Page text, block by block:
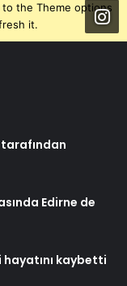
to the Theme options
it.
tarafından
Edirne de
hayatını kaybetti